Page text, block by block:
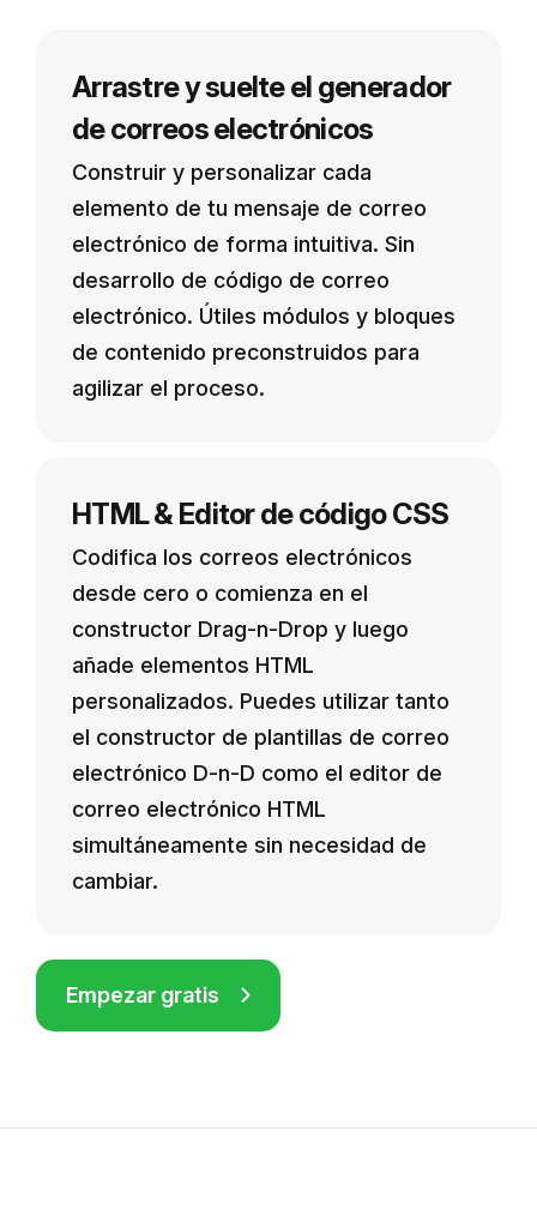
Arrastre y suelte el generador
de correos electrónicos
Construir y personalizar cada
elemento de tu mensaje de correo
electrónico de forma intuitiva. Sin
desarrollo de código de correo
electrónico. Útiles módulos y bloques
de contenido preconstruidos para
agilizar el proceso.
HTML & Editor de código CSS
Codifica los correos electrónicos
desde cero o comienza en el
constructor Drag-n-Drop y luego
añade elementos HTML
personalizados. Puedes utilizar tanto
el constructor de plantillas de correo
electrónico D-n-D como el editor de
correo electrónico HTML
simultáneamente sin necesidad de
cambiar.
Empezar gratis